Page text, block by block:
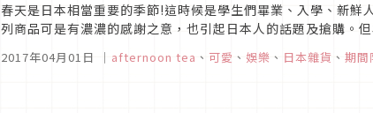
春天是日本相當重要的季節!這時候是學生們畢業、入學、新
列商品可是有濃濃的感謝之意，也引起日本人的話題及搶購。
2017年04月01日 ｜ afternoon tea 、 可愛 、 娛樂 、 日本雜貨 、 期間